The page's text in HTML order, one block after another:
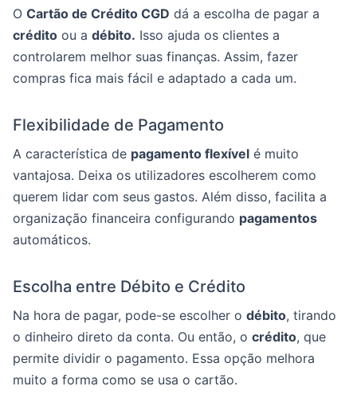
O Cartão de Crédito CGD dá a escolha de pagar a
crédito ou a débito. Isso ajuda os clientes a
controlarem melhor suas finanças. Assim, fazer
compras fica mais fácil e adaptado a cada um.
Flexibilidade de Pagamento
A característica de pagamento flexível é muito
vantajosa. Deixa os utilizadores escolherem como
querem lidar com seus gastos. Além disso, facilita a
organização financeira configurando pagamentos
automáticos.
Escolha entre Débito e Crédito
Na hora de pagar, pode-se escolher o débito, tirando
o dinheiro direto da conta. Ou então, o crédito, que
permite dividir o pagamento. Essa opção melhora
muito a forma como se usa o cartão.